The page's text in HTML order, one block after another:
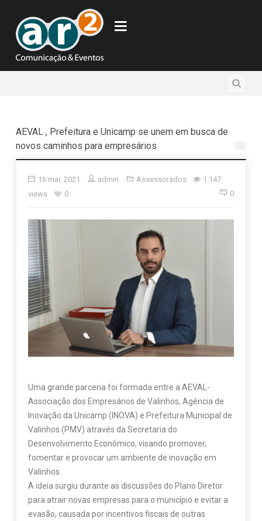
AEVAL , Prefeitura e Unicamp se unem em busca de
novos caminhos para empresários
16 mar, 2021 admin Assessorados
1.147
views
0 0
Uma grande parceria foi formada entre a AEVAL-
Associação dos Empresários de Valinhos, Agência de
Inovação da Unicamp (INOVA) e Prefeitura Municipal de
Valinhos (PMV) através da Secretaria do
Desenvolvimento Econômico, visando promover,
fomentar e provocar um ambiente de inovação em
Valinhos.
A ideia surgiu durante as discussões do Plano Diretor
para atrair novas empresas para o município e evitar a
evasão, causada por incentivos fiscais de outras